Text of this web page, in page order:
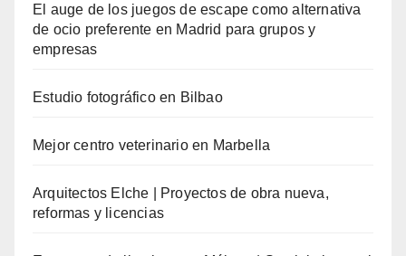
El auge de los juegos de escape como alternativa
de ocio preferente en Madrid para grupos y
empresas
Estudio fotográfico en Bilbao
Mejor centro veterinario en Marbella
Arquitectos Elche | Proyectos de obra nueva,
reformas y licencias